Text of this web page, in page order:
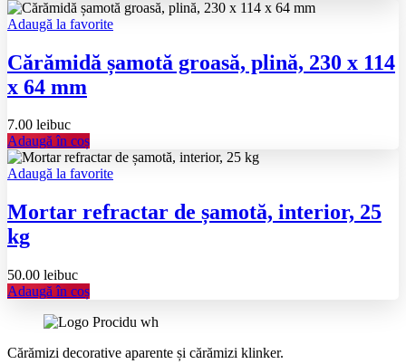
Adaugă la favorite
Cărămidă șamotă groasă, plină, 230 x 114
x 64 mm
7.00 leibuc
Adaugă în coș
Adaugă la favorite
Mortar refractar de șamotă, interior, 25
kg
50.00 leibuc
Adaugă în coș
Cărămizi decorative aparente și cărămizi klinker.